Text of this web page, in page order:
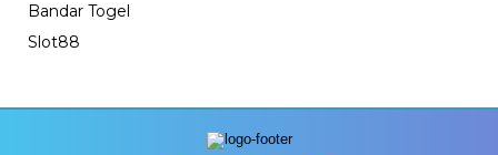
Bandar Togel
Slot88